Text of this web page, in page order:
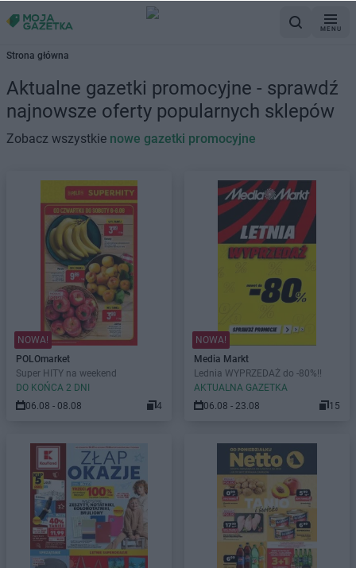
MENU
Strona główna
Aktualne gazetki promocyjne - sprawdź
najnowsze oferty popularnych sklepów
Zobacz wszystkie nowe gazetki promocyjne
NOWA!
POLOmarket
Super HITY na weekend
DO KOŃCA 2 DNI
06.08 - 08.08
4
NOWA!
Media Markt
Lednia WYPRZEDAŻ do -80%!!
AKTUALNA GAZETKA
06.08 - 23.08
15